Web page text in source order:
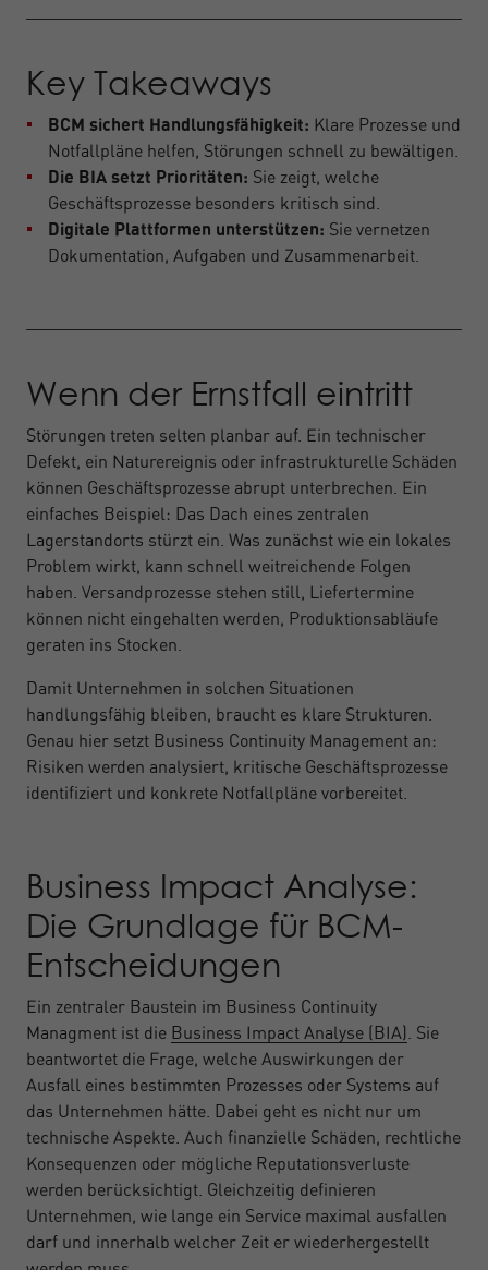
Key Takeaways
BCM sichert Handlungsfähigkeit: Klare Prozesse und
Notfallpläne helfen, Störungen schnell zu bewältigen.
Die BIA setzt Prioritäten: Sie zeigt, welche
Geschäftsprozesse besonders kritisch sind.
Digitale Plattformen unterstützen: Sie vernetzen
Dokumentation, Aufgaben und Zusammenarbeit.
Wenn der Ernstfall eintritt
Störungen treten selten planbar auf. Ein technischer
Defekt, ein Naturereignis oder infrastrukturelle Schäden
können Geschäftsprozesse abrupt unterbrechen. Ein
einfaches Beispiel: Das Dach eines zentralen
Lagerstandorts stürzt ein. Was zunächst wie ein lokales
Problem wirkt, kann schnell weitreichende Folgen
haben. Versandprozesse stehen still, Liefertermine
können nicht eingehalten werden, Produktionsabläufe
geraten ins Stocken.
Damit Unternehmen in solchen Situationen
handlungsfähig bleiben, braucht es klare Strukturen.
Genau hier setzt Business Continuity Management an:
Risiken werden analysiert, kritische Geschäftsprozesse
identifiziert und konkrete Notfallpläne vorbereitet.
Business Impact Analyse:
Die Grundlage für BCM-
Entscheidungen
Ein zentraler Baustein im Business Continuity
Managment ist die Business Impact Analyse (BIA) . Sie
beantwortet die Frage, welche Auswirkungen der
Ausfall eines bestimmten Prozesses oder Systems auf
das Unternehmen hätte. Dabei geht es nicht nur um
technische Aspekte. Auch finanzielle Schäden, rechtliche
Konsequenzen oder mögliche Reputationsverluste
werden berücksichtigt. Gleichzeitig definieren
Unternehmen, wie lange ein Service maximal ausfallen
darf und innerhalb welcher Zeit er wiederhergestellt